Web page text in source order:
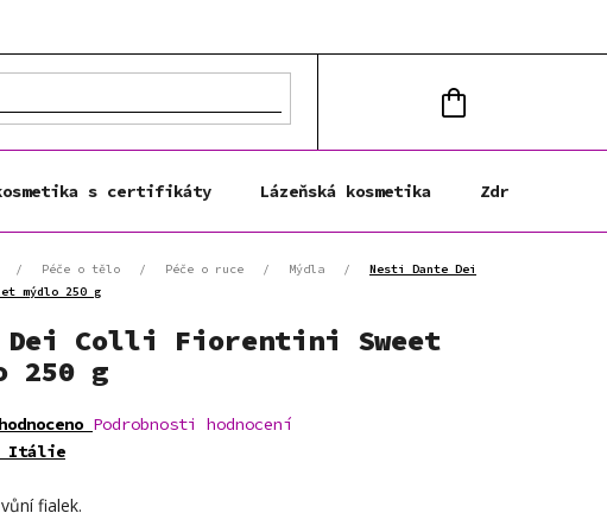
KOŠÍK
s certifikáty Lázeňská kosmetika Zdravá výživa
/ Péče o tělo / Péče o ruce / Mýdla /
Nesti Dante Dei
mýdlo 250 g
Dei Colli Fiorentini Sweet
250 g
Podrobnosti hodnocení
Itálie
fialek.